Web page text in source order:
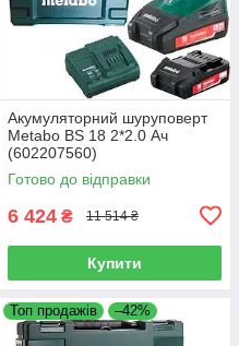
Акумуляторний шуруповерт
Metabo BS 18 2*2.0 Ач
(602207560)
Готово до відправки
6 424 ₴ 11 514 ₴
Купити
Топ продажів –42%